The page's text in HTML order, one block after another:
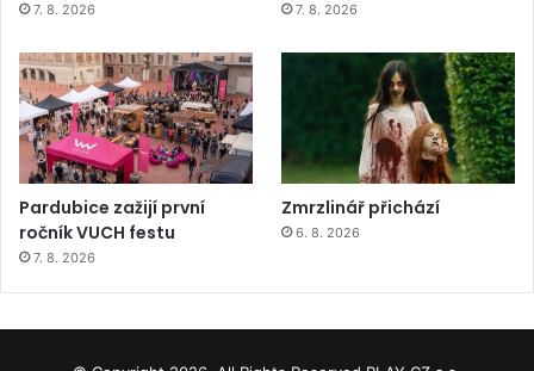
7. 8. 2026 7. 8. 2026
Pardubice zažijí první
ročník VUCH festu
7. 8. 2026
Zmrzlinář přichází
6. 8. 2026